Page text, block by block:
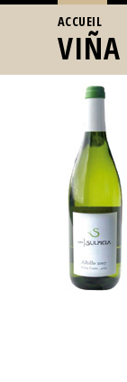
À
une
Nos
Notes
VOUS ÊTES ICI
ACCUEIL
VIÑA